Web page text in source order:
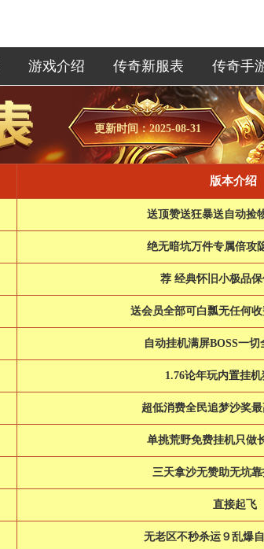
游戏介绍 传奇新服表 传奇手
更新时间：2025-08-31
版本介绍
送顶赞送狂暴送自动捡
绝无暗坑万件专属倍攻
荐 经典怀旧小极品
送会员全部可白瓢无任何
自动挂机满屏BOSS一
1.76论年玩内置挂
超低消费全民追梦沙奖
单挑荒野免费挂机只做
三天拿沙无赞助无坑
直接起飞
无老区不秒杀运９乱爆